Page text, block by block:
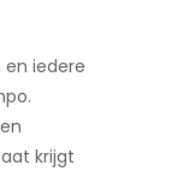
en iedere
krijgt